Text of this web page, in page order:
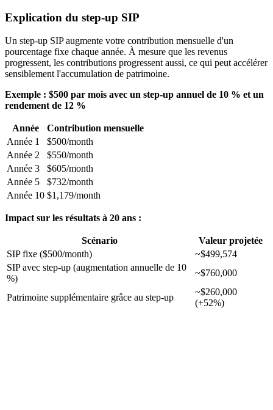
Explication du step-up SIP
Un step-up SIP augmente votre contribution mensuelle d'un
pourcentage fixe chaque année. À mesure que les revenus
progressent, les contributions progressent aussi, ce qui peut accélérer
sensiblement l'accumulation de patrimoine.
Exemple : $500 par mois avec un step-up annuel de 10 % et un
rendement de 12 %
Année
Contribution mensuelle
Année 1
$500/month
Année 2
$550/month
Année 3
$605/month
Année 5
$732/month
Année 10 $1,179/month
Impact sur les résultats à 20 ans :
Scénario
Valeur projetée
SIP fixe ($500/month)
~$499,574
SIP avec step-up (augmentation annuelle de 10
%)
~$760,000
Patrimoine supplémentaire grâce au step-up
~$260,000
(+52%)